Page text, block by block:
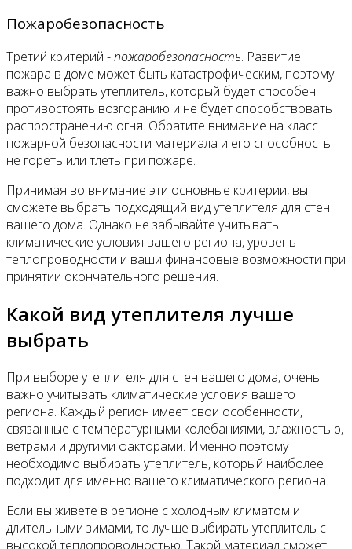
Пожаробезопасность
Третий критерий -пожаробезопасность. Развитие
пожара в доме может быть катастрофическим, поэтому
важно выбрать утеплитель, который будет способен
противостоять возгоранию и не будет способствовать
распространению огня. Обратите внимание на класс
пожарной безопасности материала и его способность
не гореть или тлеть при пожаре.
Принимая во внимание эти основные критерии, вы
сможете выбрать подходящий вид утеплителя для стен
вашего дома. Однако не забывайте учитывать
климатические условия вашего региона, уровень
теплопроводности и ваши финансовые возможности при
принятии окончательного решения.
Какой вид утеплителя лучше
выбрать
При выборе утеплителя для стен вашего дома, очень
важно учитывать климатические условия вашего
региона. Каждый регион имеет свои особенности,
связанные с температурными колебаниями, влажностью,
ветрами и другими факторами. Именно поэтому
необходимо выбирать утеплитель, который наиболее
подходит для именно вашего климатического региона.
Если вы живете в регионе с холодным климатом и
длительными зимами, то лучше выбирать утеплитель с
высокой теплопроводностью. Такой материал сможет